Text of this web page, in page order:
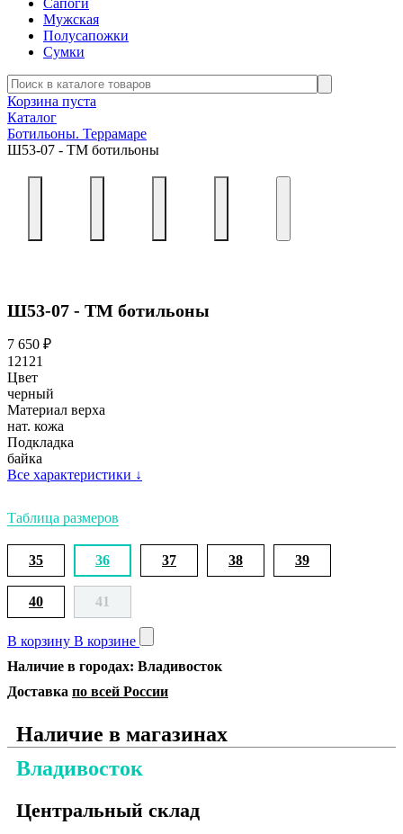
Сапоги
Мужская
Полусапожки
Сумки
Корзина пуста
Каталог
Ботильоны. Террамаре
Ш53-07 - ТМ ботильоны
Ш53-07 - ТМ ботильоны
7 650 ₽
12121
Цвет
черный
Материал верха
нат. кожа
Подкладка
байка
Все характеристики ↓
Таблица размеров
35 36 37 38 39
40 41
В корзину В корзине
Наличие в городах: Владивосток
Доставка по всей России
Наличие в магазинах
Владивосток
Центральный склад